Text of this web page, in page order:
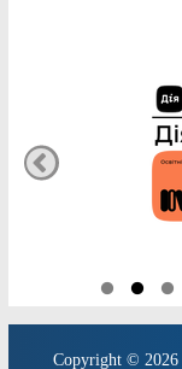
Copyright © 2026